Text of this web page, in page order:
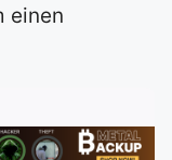
einen